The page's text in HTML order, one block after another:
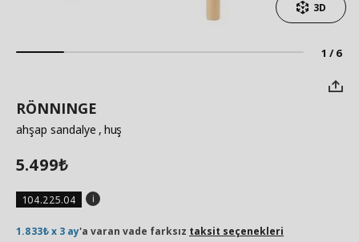
1 / 6
3D
RÖNNINGE
ahşap sandalye , huş
5.499₺
104.225.04
1.833₺ x 3 ay'a varan vade farksız taksit seçenekleri